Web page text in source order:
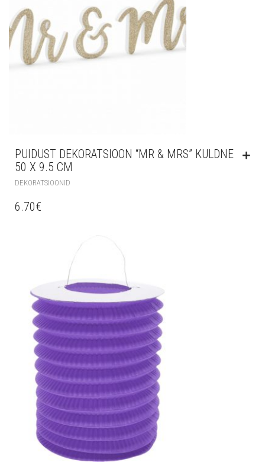
PUIDUST DEKORATSIOON “MR & MRS” KULDNE
50 X 9.5 CM
DEKORATSIOONID
6.70€